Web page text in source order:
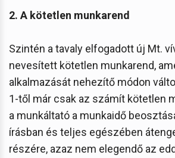
2. A kötetlen munkarend
Szintén a tavaly elfogadott új Mt.
nevesített kötetlen munkarend,
alkalmazását nehezítő módon
1-től már csak az számít kötetlen
a munkáltató a munkaidő
írásban és teljes egészében
részére, azaz nem elegendő az